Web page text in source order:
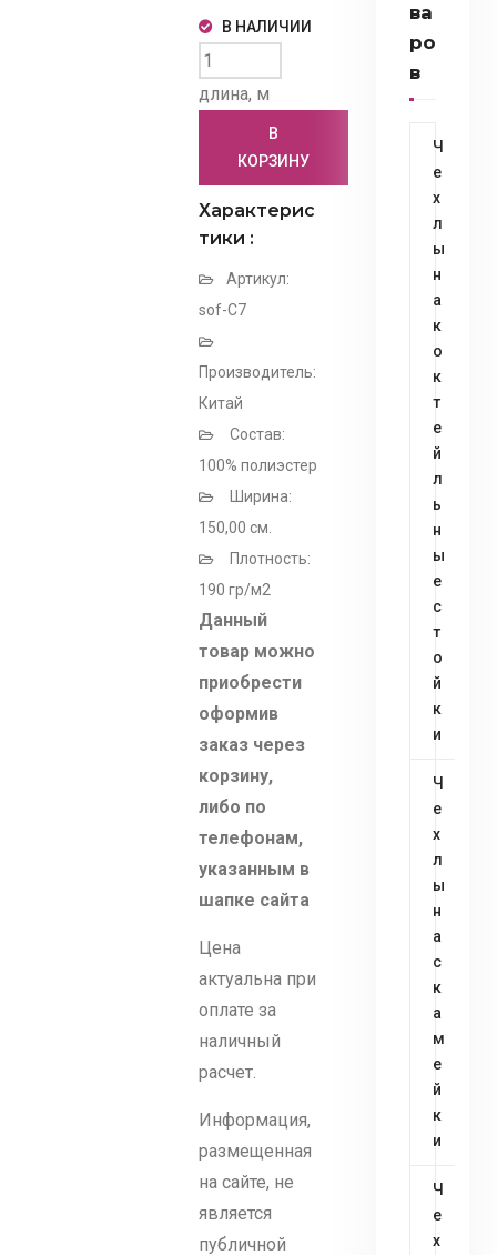
В НАЛИЧИИ
длина, м
В
КОРЗИНУ
Характерис
тики :
Артикул:
sof-C7
Производитель:
Китай
Состав:
100% полиэстер
Ширина:
150,00 см.
Плотность:
190 гр/м2
Данный
товар можно
приобрести
оформив
заказ через
корзину,
либо по
телефонам,
указанным в
шапке сайта
Цена
актуальна при
оплате за
наличный
расчет.
Информация,
размещенная
на сайте, не
является
публичной
ва
ро
в
Ч
е
х
л
ы
н
а
к
о
к
т
е
й
л
ь
н
ы
е
с
т
о
й
к
и
Ч
е
х
л
ы
н
а
с
к
а
м
е
й
к
и
Ч
е
х